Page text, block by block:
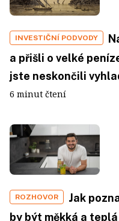
INVESTIČNÍ PODVODY
a přišli o velké
jste neskončili
6 minut čtení
ROZHOVOR
Jak
by být měkká a teplá